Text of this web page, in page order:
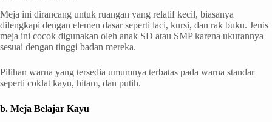
Meja ini dirancang untuk ruangan yang relatif kecil, biasanya
dilengkapi dengan elemen dasar seperti laci, kursi, dan rak buku. Jenis
meja ini cocok digunakan oleh anak SD atau SMP karena ukurannya
sesuai dengan tinggi badan mereka.
Pilihan warna yang tersedia umumnya terbatas pada warna standar
seperti coklat kayu, hitam, dan putih.
b. Meja Belajar Kayu